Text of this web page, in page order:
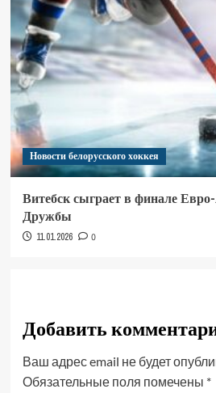
Новости белорусского хоккея
Витебск сыграет в финале
Дружбы
11.01.2026 0
Добавить
Ваш адрес email не будет
Обязательные поля помечены *